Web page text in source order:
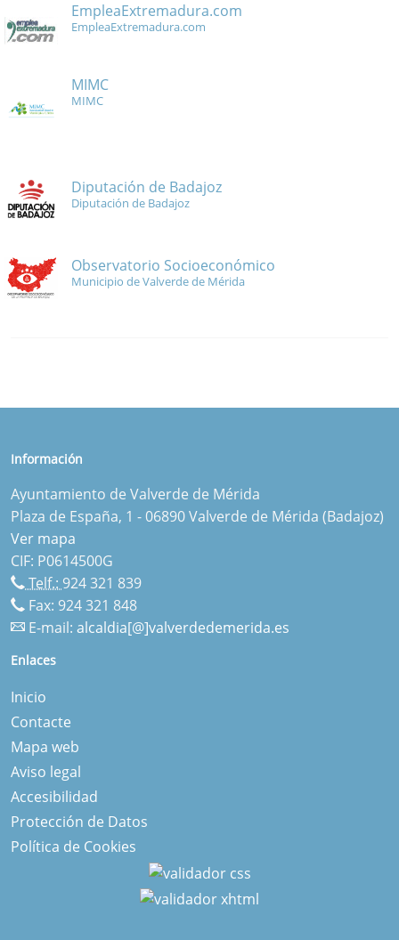
EmpleaExtremadura.com
EmpleaExtremadura.com
MIMC
MIMC
Diputación de Badajoz
Diputación de Badajoz
Observatorio Socioeconómico
Municipio de Valverde de Mérida
Información
Ayuntamiento de Valverde de Mérida
Plaza de España, 1 - 06890 Valverde de Mérida (Badajoz)
Ver mapa
CIF: P0614500G
Telf.: 924 321 839
Fax: 924 321 848
E-mail: alcaldia[@]valverdedemerida.es
Enlaces
Inicio
Contacte
Mapa web
Aviso legal
Accesibilidad
Protección de Datos
Política de Cookies